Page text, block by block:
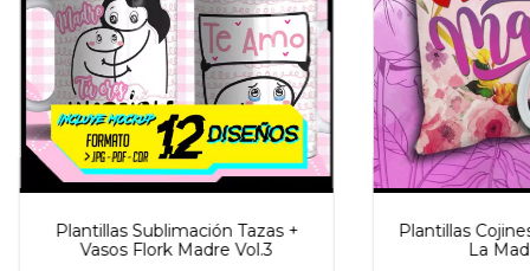
Plantillas Sublimación Tazas +
Vasos Flork Madre Vol.3
Plantillas
La